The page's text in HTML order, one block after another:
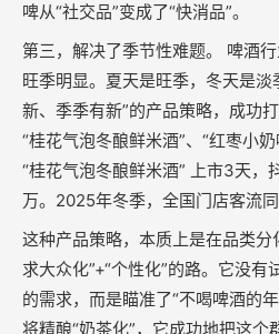
啤从“社交品”变成了“快消品”。
第三，解决了季节性难题。 啤酒
旺季明显。夏天是旺季，冬天是淡
新、季季有新”的产品策略，成功
“桂花气泡冬酿鲜米酒”、“红枣小
“桂花气泡冬酿鲜米酒” 上市3天，
万。2025年冬季，全国门店客流同
这种产品策略，本质上是在品类分
求大众化”+“个性化”的路。它没有
的需求，而是瞄准了“不喝啤酒的
将精酿“奶茶化”，它成功地把这